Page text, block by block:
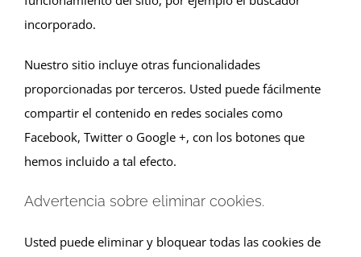
incorporado.
Nuestro sitio incluye otras funcionalidades
proporcionadas por terceros. Usted puede fácilmente
compartir el contenido en redes sociales como
Facebook, Twitter o Google +, con los botones que
hemos incluido a tal efecto.
Advertencia sobre eliminar cookies.
Usted puede eliminar y bloquear todas las cookies de